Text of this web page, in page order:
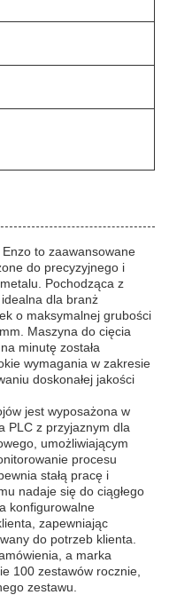
to zaawansowane
do precyzyjnego i
Pochodząca z
dla branż
o maksymalnej grubości
Maszyna do cięcia
minutę została
wymagania w zakresie
doskonałej jakości
jest wyposażona w
PLC z przyjaznym dla
umożliwiającym
procesu
stałą pracę i
nadaje się do ciągłego
konfigurowalne
zapewniając
do potrzeb klienta.
a marka
100 zestawów rocznie,
zestawu.